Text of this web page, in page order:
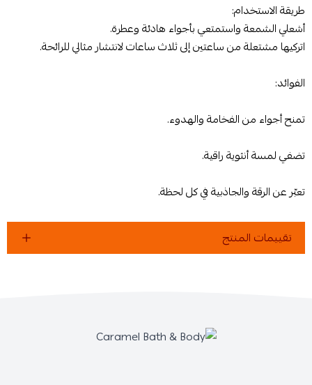
طريقة الاستخدام:
أشعلي الشمعة واستمتعي بأجواء هادئة وعطرة.
اتركيها مشتعلة من ساعتين إلى ثلاث ساعات لانتشار مثالي للرائحة.
الفوائد:
تمنح أجواء من الفخامة والهدوء.
تضفي لمسة أنثوية راقية.
تعبّر عن الرقة والجاذبية في كل لحظة.
تقييمات المنتج